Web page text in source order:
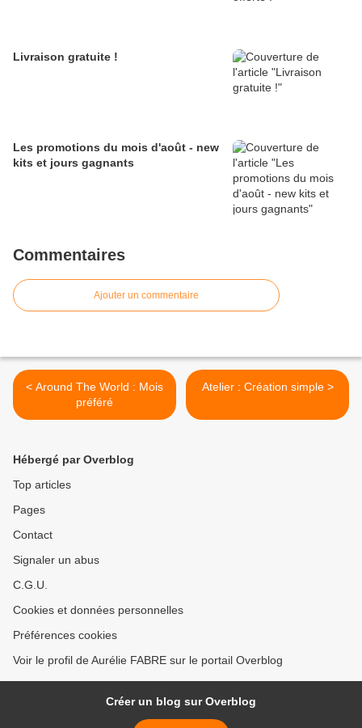
Livraison gratuite !
Les promotions du mois d'août - new
kits et jours gagnants
Commentaires
Ajouter un commentaire
< Around The World : Mois
préféré
Atelier : Création simple >
Hébergé par Overblog
Top articles
Pages
Contact
Signaler un abus
C.G.U.
Cookies et données personnelles
Préférences cookies
Voir le profil de Aurélie FABRE sur le portail Overblog
Créer un blog sur Overblog